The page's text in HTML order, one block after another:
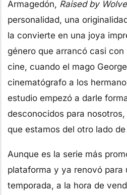
Armagedón, Raised by
personalidad, una
la convierte en una joya
género que arrancó casi
cine, cuando el mago
cinematógrafo a los
estudio empezó a darle
desconocidos para
que estamos del otro lado
Aunque es la serie más
plataforma y ya renovó para
temporada, a la hora de